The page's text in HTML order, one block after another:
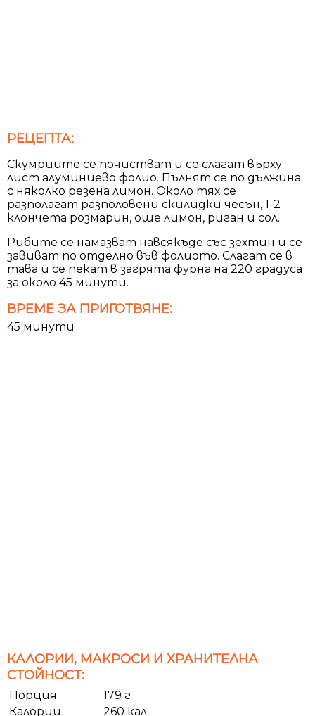
РЕЦЕПТА:
Скумриите се почистват и се слагат върху
лист алуминиево фолио. Пълнят се по дължина
с няколко резена лимон. Около тях се
разполагат разполовени скилидки чесън, 1-2
клончета розмарин, още лимон, риган и сол.
Рибите се намазват навсякъде със зехтин и се
завиват по отделно във фолиото. Слагат се в
тава и се пекат в загрята фурна на 220 градуса
за около 45 минути.
ВРЕМЕ ЗА ПРИГОТВЯНЕ:
45 минути
КАЛОРИИ, МАКРОСИ И ХРАНИТЕЛНА
СТОЙНОСТ:
Порция
179 г
Калории
260 кал